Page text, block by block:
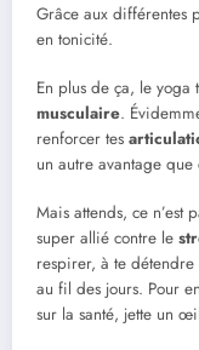
Grâce aux différentes
en tonicité.
En plus de ça, le
musculaire.
renforcer tes
un autre avantage que
Mais attends, ce n’est
super allié contre le
respirer, à te détendre
au fil des jours. Pour
sur la santé, jette un